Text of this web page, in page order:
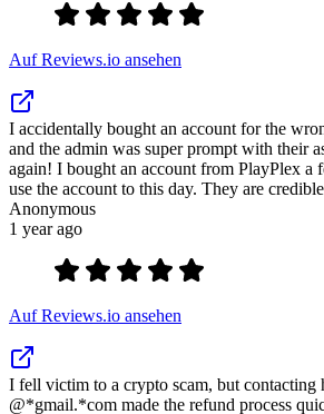
Auf Reviews.io ansehen
I accidentally bought an account for the
and the admin was super prompt with their
again! I bought an account from PlayPlex a
use the account to this day. They are
Anonymous
1 year ago
Auf Reviews.io ansehen
I fell victim to a crypto scam, but
@*gmail.*com made the refund process